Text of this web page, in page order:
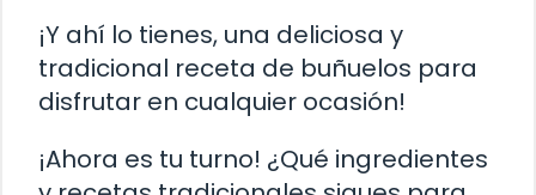
¡Y ahí lo tienes, una deliciosa y
tradicional receta de buñuelos para
disfrutar en cualquier ocasión!
¡Ahora es tu turno! ¿Qué ingredientes